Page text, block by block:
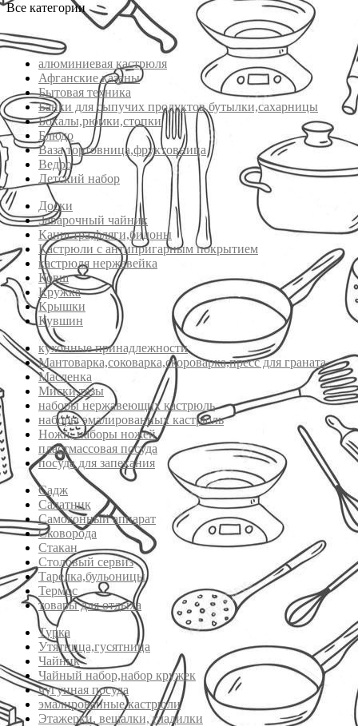
Все категории
алюминиевая кастрюля
Афганские казаны
Бытовая техника
Банки для сыпучих продуктов,бутылки,сахарницы
Бокалы,рюмки,стопки
Блюдо
Ваза,тортовница,фруктовница
Ведро
Детский набор
Доски
Заварочный чайник
Канистра,фляги,бидоны
Кастрюли с антипригарным покрытием
кастрюля нержавейка
Ковш
Кружка
Крышки
Кувшин
кухонные принадлежности
Мантоварка,соковарка,скороварка,пресс для граната
Масленка
Миски,тазы
наборы нержавеющих кастрюль
наборы эмалированных кастрюль
Ножи, наборы ножей
пластмассовая посуда
посуда для запекания
Садж
Салатник
Самогонный аппарат
Сковорода
Стакан
Столовый сервиз
Тарелка,бульоницы
Термос
товары для отдыха
Турка
Утятница,гусятница
Чайник
Чайный набор,набор кружек
чугунная посуда
эмалированные кастрюли
Этажерки, вешалки, гладилки